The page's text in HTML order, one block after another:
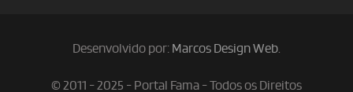
Desenvolvido por: Marcos Design Web.
© 2011 - 2025 - Portal Fama - Todos os Direitos